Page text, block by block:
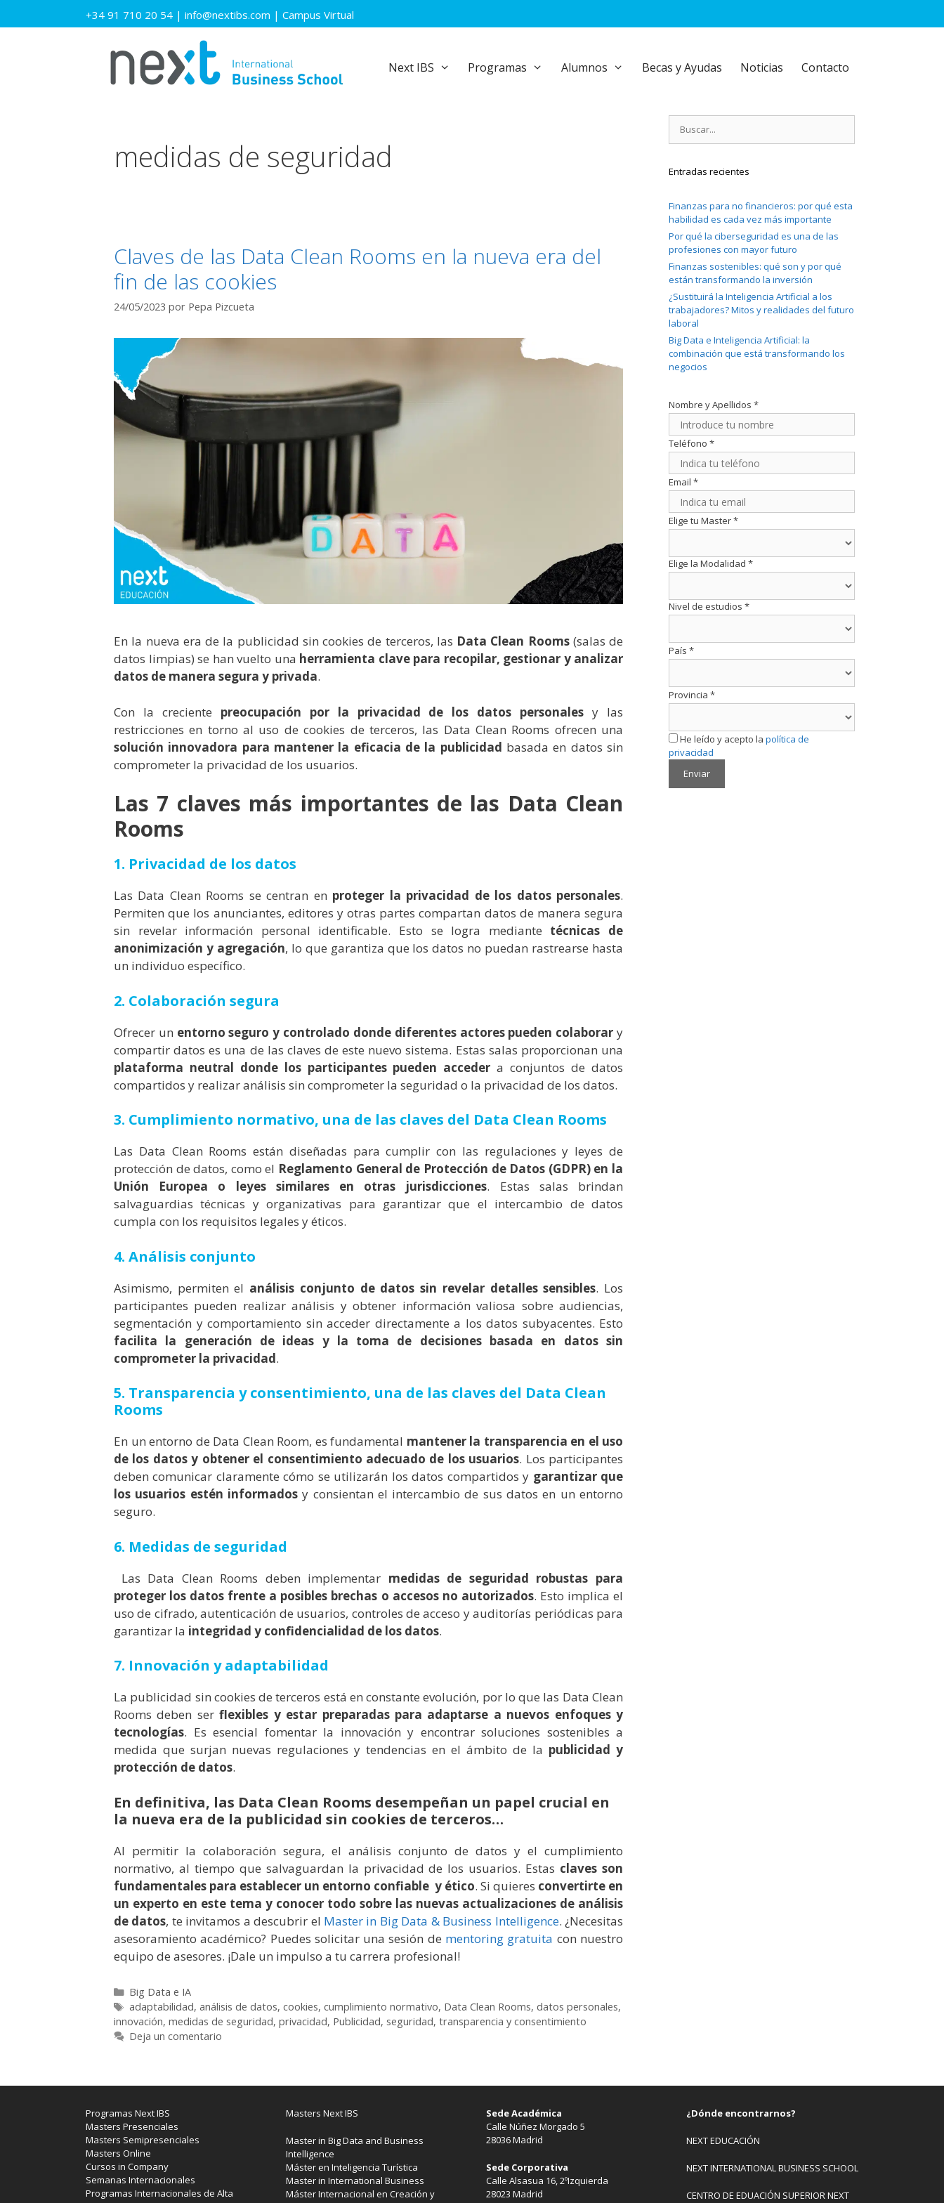
al
+34 91 710 20 54 | info@nextibs.com | Campus Virtual
Next IBS Programas Alumnos Becas y Ayudas Noticias Contacto
medidas de seguridad
Claves de las Data Clean Rooms en la nueva era del
fin de las cookies
24/05/2023 por Pepa Pizcueta
En la nueva era de la publicidad sin cookies de terceros, las Data Clean Rooms(salas de
datos limpias) se han vuelto una herramienta clave para recopilar, gestionar y analizar
datos de manera segura y privada.
Con la creciente preocupación por la privacidad de los datos personales y las
restricciones en torno al uso de cookies de terceros, las Data Clean Rooms ofrecen una
solución innovadora para mantener la eficacia de la publicidad basada en datos sin
comprometer la privacidad de los usuarios.
Las 7 claves más importantes de las Data Clean
Rooms
1. Privacidad de los datos
Las Data Clean Rooms se centran en proteger la privacidad de los datos personales.
Permiten que los anunciantes, editores y otras partes compartan datos de manera segura
sin revelar información personal identificable. Esto se logra mediante técnicas de
anonimización y agregación, lo que garantiza que los datos no puedan rastrearse hasta
un individuo específico.
2. Colaboración segura
Ofrecer un entorno seguro y controlado donde diferentes actores pueden colaborar y
compartir datos es una de las claves de este nuevo sistema. Estas salas proporcionan una
plataforma neutral donde los participantes pueden acceder a conjuntos de datos
compartidos y realizar análisis sin comprometer la seguridad o la privacidad de los datos.
3. Cumplimiento normativo, una de las claves del Data Clean Rooms
Las Data Clean Rooms están diseñadas para cumplir con las regulaciones y leyes de
protección de datos, como el Reglamento General de Protección de Datos (GDPR) en la
Unión Europea o leyes similares en otras jurisdicciones. Estas salas brindan
salvaguardias técnicas y organizativas para garantizar que el intercambio de datos
cumpla con los requisitos legales y éticos.
4. Análisis conjunto
Asimismo, permiten el análisis conjunto de datos sin revelar detalles sensibles. Los
participantes pueden realizar análisis y obtener información valiosa sobre audiencias,
segmentación y comportamiento sin acceder directamente a los datos subyacentes. Esto
facilita la generación de ideas y la toma de decisiones basada en datos sin
comprometer la privacidad.
5. Transparencia y consentimiento, una de las claves del Data Clean
Rooms
En un entorno de Data Clean Room, es fundamental mantener la transparencia en el uso
de los datos y obtener el consentimiento adecuado de los usuarios. Los participantes
deben comunicar claramente cómo se utilizarán los datos compartidos y garantizar que
los usuarios estén informadosy consientan el intercambio de sus datos en un entorno
seguro.
6. Medidas de seguridad
Las Data Clean Rooms deben implementar medidas de seguridad robustas para
proteger los datos frente a posibles brechas o accesos no autorizados. Esto implica el
uso de cifrado, autenticación de usuarios, controles de acceso y auditorías periódicas para
garantizar la integridad y confidencialidad de los datos.
7. Innovación y adaptabilidad
La publicidad sin cookies de terceros está en constante evolución, por lo que las Data Clean
Rooms deben serflexibles y estar preparadas para adaptarse a nuevos enfoques y
tecnologías. Es esencial fomentar la innovación y encontrar soluciones sostenibles a
medida que surjan nuevas regulaciones y tendencias en el ámbito de la publicidad y
protección de datos.
En definitiva, las Data Clean Rooms desempeñan un papel crucial en
la nueva era de la publicidad sin cookies de terceros…
Al permitir la colaboración segura, el análisis conjunto de datos y el cumplimiento
normativo, al tiempo que salvaguardan la privacidad de los usuarios. Estas claves son
fundamentales para establecer un entorno confiable y ético. Si quieres convertirte en
un experto en este tema y conocer todo sobre las nuevas actualizaciones de análisis
de datos, te invitamos a descubrir el Master in Big Data & Business Intelligence. ¿Necesitas
asesoramiento académico? Puedes solicitar una sesión de mentoring gratuita con nuestro
equipo de asesores. ¡Dale un impulso a tu carrera profesional!
Categorías
Big Data e IA
Etiquetas
adaptabilidad, análisis de datos, cookies, cumplimiento normativo, Data Clean Rooms, datos personales,
innovación, medidas de seguridad, privacidad, Publicidad, seguridad, transparencia y consentimiento
Deja un comentario
Entradas recientes
Finanzas para no financieros: por qué esta
habilidad es cada vez más importante
Por qué la ciberseguridad es una de las
profesiones con mayor futuro
Finanzas sostenibles: qué son y por qué
están transformando la inversión
¿Sustituirá la Inteligencia Artificial a los
trabajadores? Mitos y realidades del futuro
laboral
Big Data e Inteligencia Artificial: la
combinación que está transformando los
negocios
Nombre y Apellidos *
Teléfono *
Email *
Elige tu Master*
Elige la Modalidad *
Nivel de estudios *
País *
Provincia *
He leído y acepto la política de
privacidad
Programas Next IBS
Masters Presenciales
Masters Semipresenciales
Masters Online
Cursos in Company
Semanas Internacionales
Programas Internacionales de Alta
Masters Next IBS
Master in Big Data and Business
Intelligence
Máster en Inteligencia Turística
Master in International Business
Máster Internacional en Creación y
Sede Académica
Calle Núñez Morgado 5
28036 Madrid
Sede Corporativa
Calle Alsasua 16, 2ºIzquierda
28023 Madrid
¿Dónde encontrarnos?
NEXT EDUCACIÓN
NEXT INTERNATIONAL BUSINESS SCHOOL
CENTRO DE EDUACIÓN SUPERIOR NEXT